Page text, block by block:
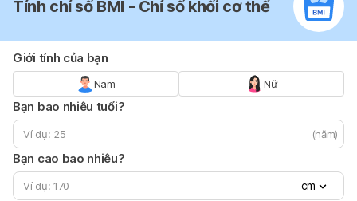
Tính chỉ số BMI - Chỉ số khối cơ thể
Giới tính của bạn
Nam Nữ
Bạn bao nhiêu tuổi?
(năm)
Bạn cao bao nhiêu?
cm